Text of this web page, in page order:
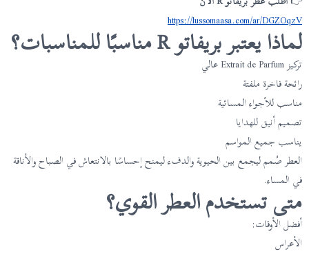
https://lussomaasa.com/ar/DGZOqzV
لماذا يعتبر بريفاتو R مناسبًا للمناسبات؟
تركيز Extrait de Parfum عالي
رائحة فاخرة ملفتة
مناسب للأجواء المسائية
تصميم أنيق للهدايا
يناسب جميع المواسم
العطر صُمم ليجمع بين الحيوية والدفء ليمنح إحساسًا بالانتعاش في الصباح والأناقة
في المساء.
متى تستخدم العطر القوي؟
أفضل الأوقات:
الأعراس